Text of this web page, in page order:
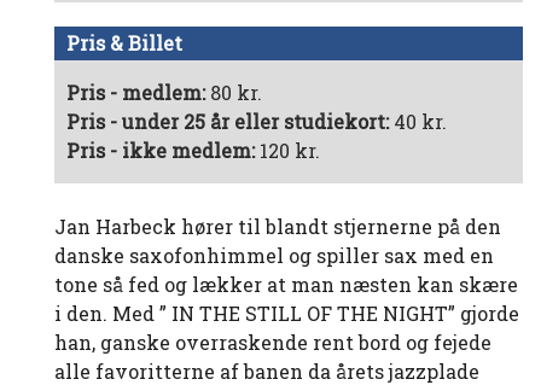
Pris & Billet
Pris - medlem:80 kr.
Pris - under 25 år eller studiekort:40 kr.
Pris - ikke medlem:120 kr.
Jan Harbeck hører til blandt stjernerne på den
danske saxofonhimmel og spiller sax med en
tone så fed og lækker at man næsten kan skære
i den. Med ” IN THE STILL OF THE NIGHT” gjorde
han, ganske overraskende rent bord og fejede
alle favoritterne af banen da årets jazzplade